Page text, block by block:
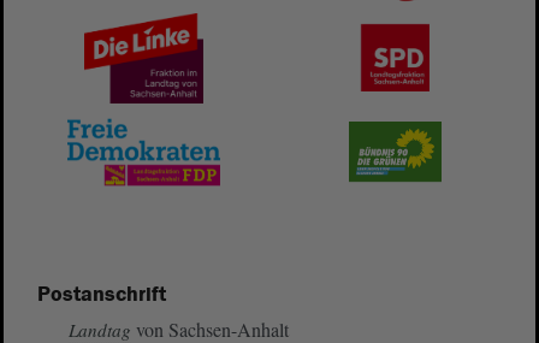
Postanschrift
Landtag von Sachsen-Anhalt